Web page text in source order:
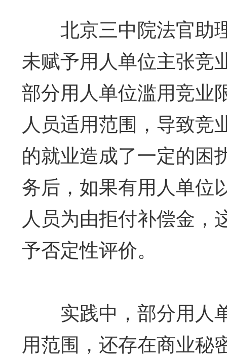
北京三中院法官助
未赋予用人单位主张竞
部分用人单位滥用竞业
人员适用范围，导致竞
的就业造成了一定的困
务后，如果有用人单位
人员为由拒付补偿金，
予否定性评价。
实践中，部分用人
用范围，还存在商业秘